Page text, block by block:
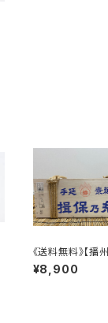
《送料無料》【播
揖保乃糸 特級
木箱 黒帯 特
¥8,900